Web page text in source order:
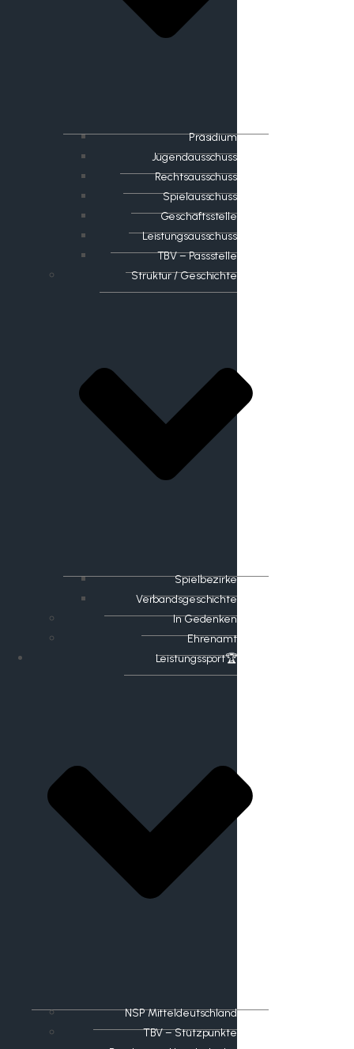
Präsidium
Jugendausschuss
Rechtsausschuss
Spielausschuss
Geschäftsstelle
Leistungsausschuss
TBV – Passstelle
Struktur / Geschichte
Spielbezirke
Verbandsgeschichte
In Gedenken
Ehrenamt
​Leistungssport🏆
NSP Mitteldeutschland
TBV – Stützpunkte